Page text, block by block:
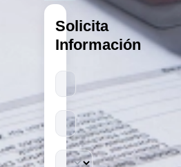
Solicita
Información
Todos
son
obligatorios.